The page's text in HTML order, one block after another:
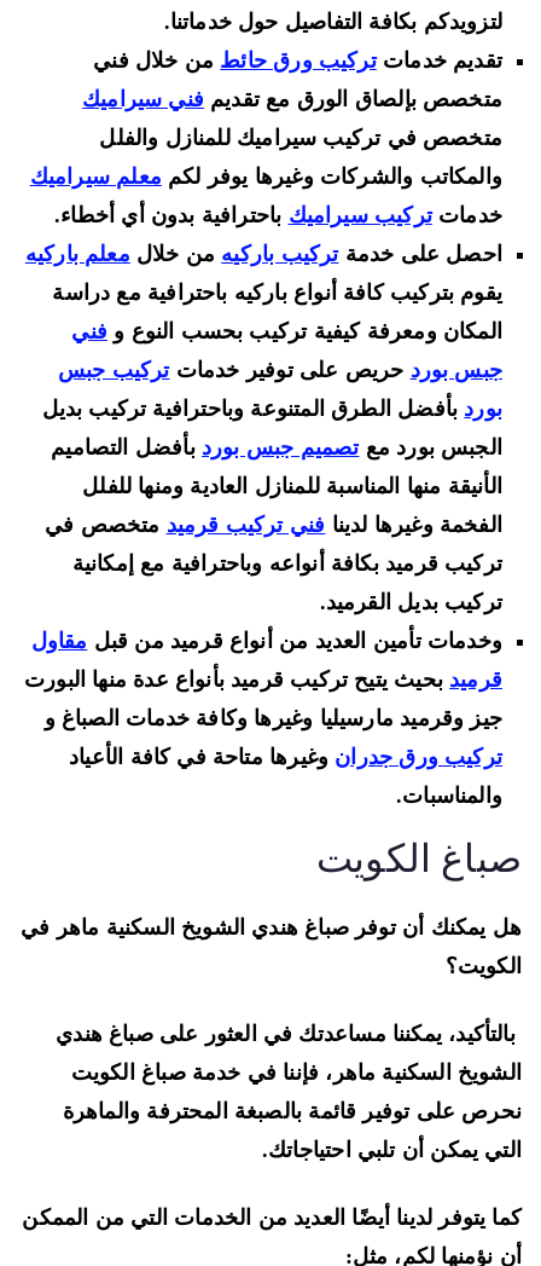
لتزويدكم بكافة التفاصيل حول خدماتنا.
تقديم خدماتتركيب ورق حائطمن خلال فني
متخصص بإلصاق الورق مع تقديمفني سيراميك
متخصص في تركيب سيراميك للمنازل والفلل
والمكاتب والشركات وغيرها يوفر لكممعلم سيراميك
خدماتتركيب سيراميكباحترافية بدون أي أخطاء.
احصل على خدمةتركيب باركيه من خلالمعلم باركيه
يقوم بتركيب كافة أنواع باركيه باحترافية مع دراسة
المكان ومعرفة كيفية تركيب بحسب النوع وفني
جبس بوردحريص على توفير خدماتتركيب جبس
بوردبأفضل الطرق المتنوعة وباحترافية تركيب بديل
الجبس بورد مع تصميم جبس بوردبأفضل التصاميم
الأنيقة منها المناسبة للمنازل العادية ومنها للفلل
الفخمة وغيرها لدينافني تركيب قرميد متخصص في
تركيب قرميد بكافة أنواعه وباحترافية مع إمكانية
تركيب بديل القرميد.
وخدمات تأمين العديد من أنواع قرميد من قبلمقاول
قرميد بحيث يتيح تركيب قرميد بأنواع عدة منها البورت
جيز وقرميد مارسيليا وغيرها وكافة خدمات الصباغ و
تركيب ورق جدرانوغيرها متاحة في كافة الأعياد
والمناسبات.
الكويت
يمكنك أن توفر صباغ هندي الشويخ السكنية ماهر في
يمكننا مساعدتك في العثور على صباغ هندي
السكنية ماهر، فإننا في خدمة صباغ الكويت
على توفير قائمة بالصبغة المحترفة والماهرة
يمكن أن تلبي احتياجاتك.
يتوفر لدينا أيضًا العديد من الخدمات التي من الممكن
نؤمنها لكم، مثل: